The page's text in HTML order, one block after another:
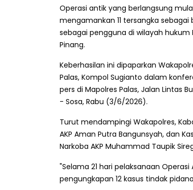
Operasi antik yang berlangsung
mengamankan 11 tersangka
sebagai pengguna di wilayah hukum
Pinang.
Keberhasilan ini dipaparkan
Palas, Kompol Sugianto dalam
pers di Mapolres Palas, Jalan Lintas
- Sosa, Rabu (3/6/2026).
Turut mendampingi Wakapolres,
AKP Aman Putra Bangunsyah, dan
Narkoba AKP Muhammad Taupik
"Selama 21 hari pelaksanaan
pengungkapan 12 kasus tindak